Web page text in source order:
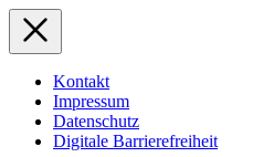
Kontakt
Impressum
Datenschutz
Digitale Barrierefreiheit